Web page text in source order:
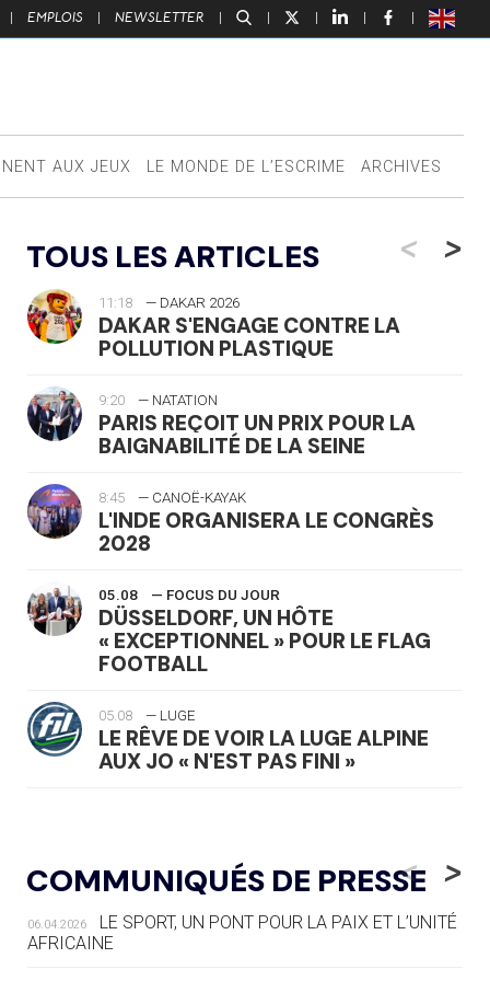
| EMPLOIS | NEWSLETTER | | | | |
AUX JEUX LE MONDE DE L’ESCRIME ARCHIVES
TOUS LES ARTICLES <
11:18 — DAKAR 2026
DAKAR S'ENGAGE CONTRE LA
POLLUTION PLASTIQUE
9:20 — NATATION
PARIS REÇOIT UN PRIX POUR LA
BAIGNABILITÉ DE LA SEINE
8:45 — CANOË-KAYAK
L'INDE ORGANISERA LE CONGRÈS
2028
05.08 — FOCUS DU JOUR
DÜSSELDORF, UN HÔTE
« EXCEPTIONNEL » POUR LE FLAG
FOOTBALL
05.08 — LUGE
LE RÊVE DE VOIR LA LUGE ALPINE
AUX JO « N'EST PAS FINI »
DES MONDIAUX À BRISBANE SUR LA
ROUTE DES JO 2032
05.08 — ALPES FRANÇAISES 2030
LE VILLAGE OLYMPIQUE DES ARAVIS
>
COMMUNIQUÉS DE PRESSE
<
06.04.2026
LE SPORT, UN PONT POUR LA PAIX ET L’UNITÉ
AFRICAINE
>